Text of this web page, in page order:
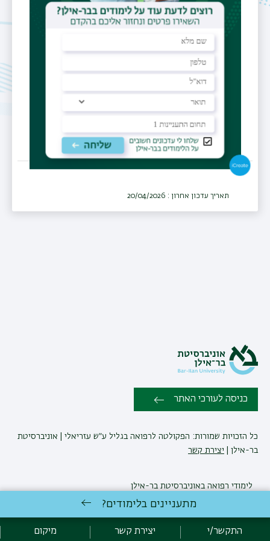
מחלקה
מרפאה
שירותי בריאות כללית, מחוז חיפה וגליל
מערבי
תאריך עדכון אחרון : 20/04/2026
כניסה לעורכי האתר
כל הזכויות שמורות: הפקולטה לרפואה בגליל ע״ש עזריאלי | אוניברסיטת
בר-אילן | יצירת קשר
לימודי רפואהבאוניברסיטת בר-אילן
אגף תקשוב, אוניברסיטת בר-אילן
אקדימה בר-אילן
מתעניינים בלימודים?
התקשר/י יצירת קשר מיקום